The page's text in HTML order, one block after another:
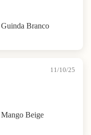
Branco
11/10/25
Beige